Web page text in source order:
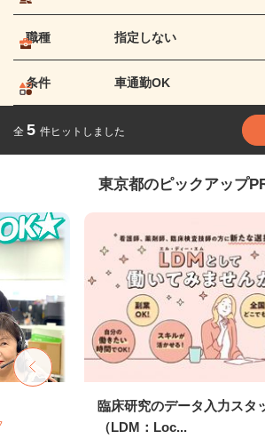
職種 指定しない
条件 車通勤OK
全 5 件ヒットしました
東京都のピックアップ
臨床研究のデータ入力スタ
（LDM：Loc...